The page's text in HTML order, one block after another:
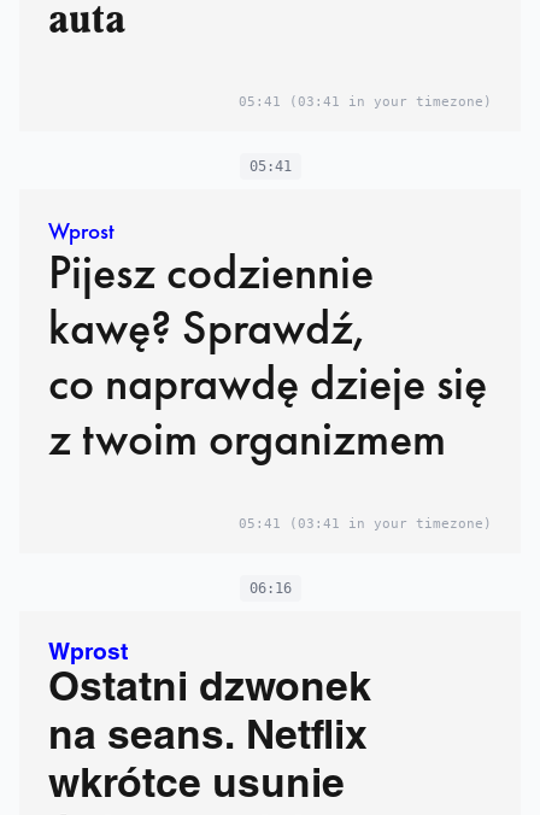
auta
05:41 (03:41 in your timezone)
05:41
Wprost
Pijesz codziennie
kawę? Sprawdź,
co naprawdę dzieje się
z twoim organizmem
05:41 (03:41 in your timezone)
06:16
Wprost
Ostatni dzwonek
na seans. Netflix
wkrótce usunie